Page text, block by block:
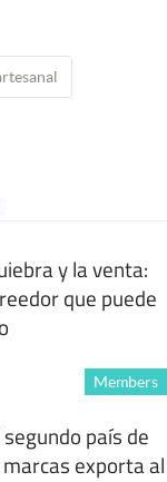
y la venta:
que puede
Members
país de
exporta al